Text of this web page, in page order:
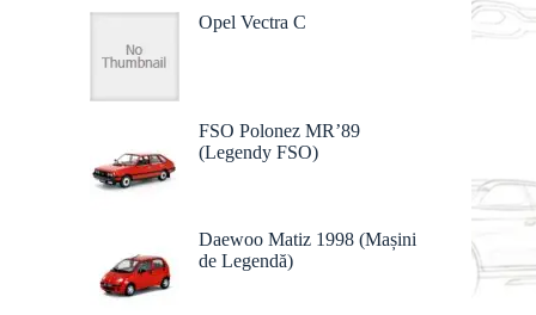
Opel Vectra C
FSO Polonez MR’89
(Legendy FSO)
Daewoo Matiz 1998 (Mașini
de Legendă)